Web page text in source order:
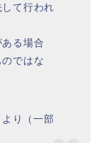
て行われ
る場合
ではな
り（一部